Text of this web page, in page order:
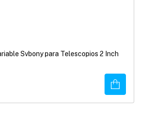
Svbony para Telescopios 2 Inch
Comprar